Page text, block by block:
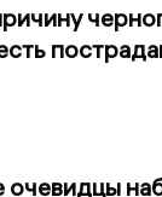
очевидцы